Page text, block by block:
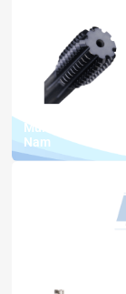
Mũi taro NACHI
Nam